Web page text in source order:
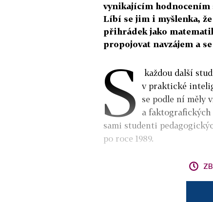
vynikajícím hodnocením
Líbí se jim i myšlenka,
přihrádek jako
propojovat navzájem a
S
každou další
v praktické
se podle ní měly
a
sami studenti
po roce 1989.